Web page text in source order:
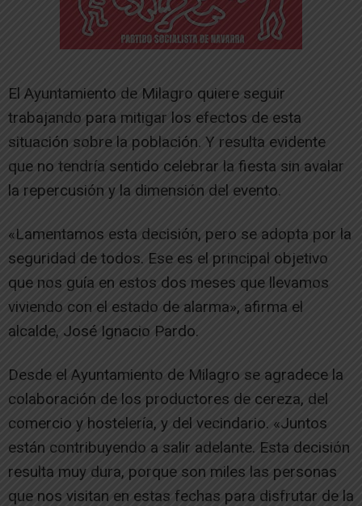
El Ayuntamiento de Milagro quiere seguir
trabajando para mitigar los efectos de esta
situación sobre la población. Y resulta evidente
que no tendría sentido celebrar la fiesta sin avalar
la repercusión y la dimensión del evento.
«Lamentamos esta decisión, pero se adopta por la
seguridad de todos. Ese es el principal objetivo
que nos guía en estos dos meses que llevamos
viviendo con el estado de alarma», afirma el
alcalde, José Ignacio Pardo.
Desde el Ayuntamiento de Milagro se agradece la
colaboración de los productores de cereza, del
comercio y hostelería, y del vecindario. «Juntos
están contribuyendo a salir adelante. Esta decisión
resulta muy dura, porque son miles las personas
que nos visitan en estas fechas para disfrutar de la